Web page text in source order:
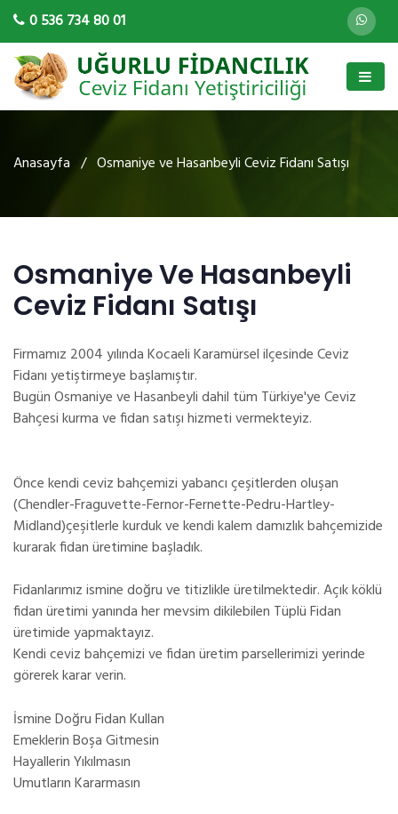
0 536 734 80 01
Anasayfa / Osmaniye ve Hasanbeyli Ceviz Fidanı Satışı
Osmaniye Ve Hasanbeyli
Ceviz Fidanı Satışı
Firmamız 2004 yılında Kocaeli Karamürsel ilçesinde Ceviz
Fidanı yetiştirmeye başlamıştır.
Bugün Osmaniye ve Hasanbeyli dahil tüm Türkiye'ye Ceviz
Bahçesi kurma ve fidan satışı hizmeti vermekteyiz.
Önce kendi ceviz bahçemizi yabancı çeşitlerden oluşan
(Chendler-Fraguvette-Fernor-Fernette-Pedru-Hartley-
Midland)çeşitlerle kurduk ve kendi kalem damızlık bahçemizide
kurarak fidan üretimine başladık.
Fidanlarımız ismine doğru ve titizlikle üretilmektedir. Açık köklü
fidan üretimi yanında her mevsim dikilebilen Tüplü Fidan
üretimide yapmaktayız.
Kendi ceviz bahçemizi ve fidan üretim parsellerimizi yerinde
görerek karar verin.
İsmine Doğru Fidan Kullan
Emeklerin Boşa Gitmesin
Hayallerin Yıkılmasın
Umutların Kararmasın